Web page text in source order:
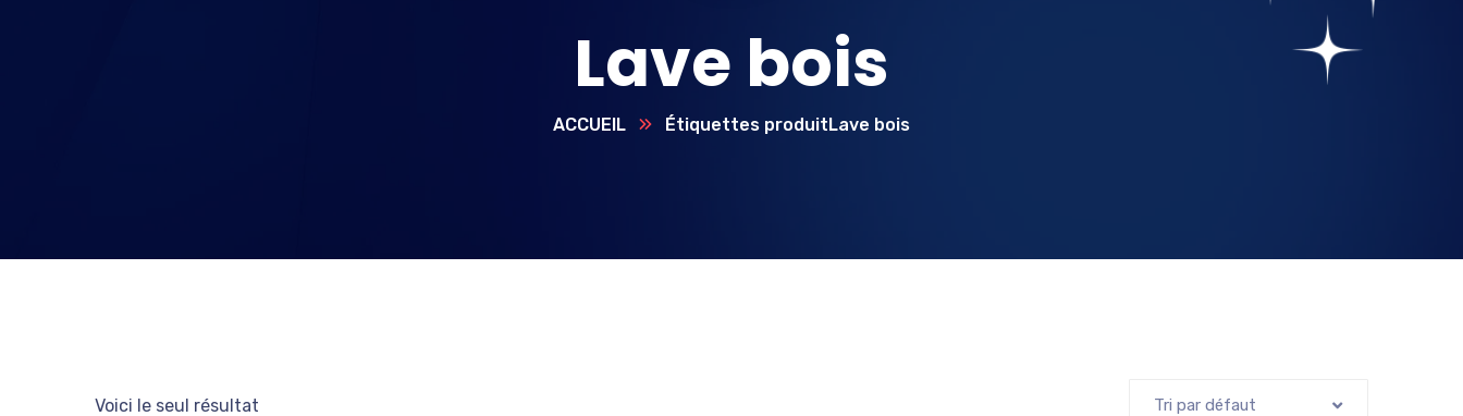
Lave bois
ACCUEIL Étiquettes produitLave bois
Voici le seul résultat Tri par défaut